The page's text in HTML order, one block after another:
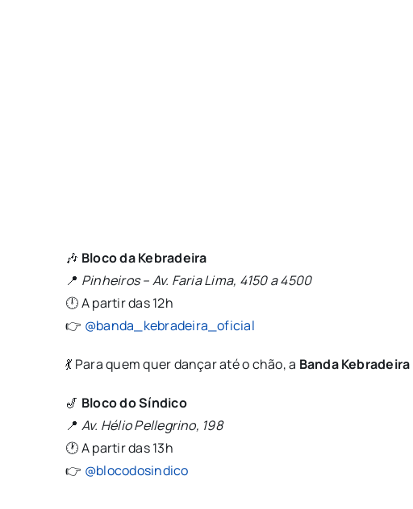
🎶 Bloco da Kebradeira
📍 Pinheiros – Av. Faria Lima, 4150 a 4500
🕛 A partir das 12h
👉 @banda_kebradeira_oficial
💃 Para quem quer dançar até o chão, a Banda Kebradeira
🎷 Bloco do Síndico
📍 Av. Hélio Pellegrino, 198
🕐 A partir das 13h
👉 @blocodosindico